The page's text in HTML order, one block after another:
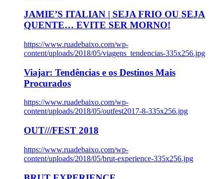
JAMIE’S ITALIAN | SEJA FRIO OU SEJA
QUENTE… EVITE SER MORNO!
https://www.ruadebaixo.com/wp-
content/uploads/2018/05/viagens_tendencias-335x256.jpg
Viajar: Tendências e os Destinos Mais
Procurados
https://www.ruadebaixo.com/wp-
content/uploads/2018/05/outfest2017-8-335x256.jpg
OUT///FEST 2018
https://www.ruadebaixo.com/wp-
content/uploads/2018/05/brut-experience-335x256.jpg